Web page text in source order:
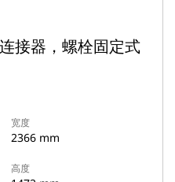
接器，螺栓固定式
宽度
2366 mm
高度